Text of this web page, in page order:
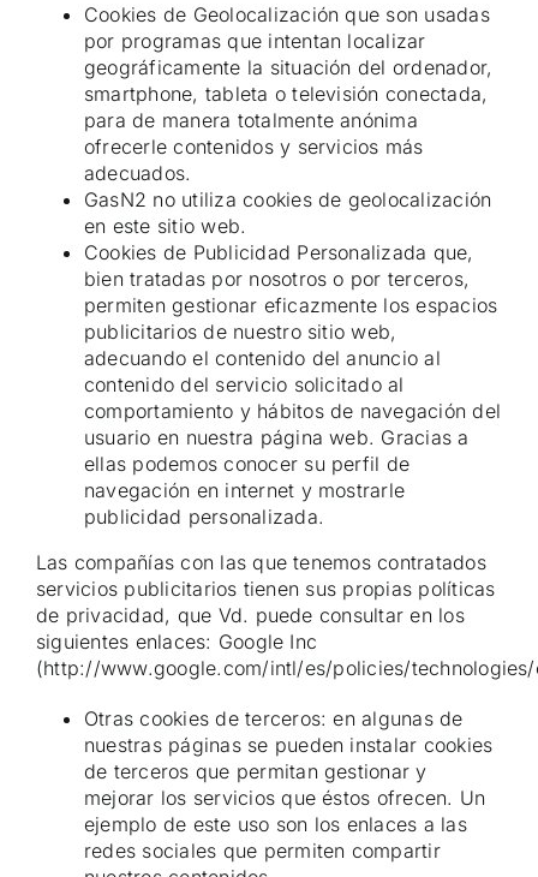
Cookies de Geolocalización que son usadas
por programas que intentan localizar
geográficamente la situación del ordenador,
smartphone, tableta o televisión conectada,
para de manera totalmente anónima
ofrecerle contenidos y servicios más
adecuados.
GasN2 no utiliza cookies de geolocalización
en este sitio web.
Cookies de Publicidad Personalizada que,
bien tratadas por nosotros o por terceros,
permiten gestionar eficazmente los espacios
publicitarios de nuestro sitio web,
adecuando el contenido del anuncio al
contenido del servicio solicitado al
comportamiento y hábitos de navegación del
usuario en nuestra página web. Gracias a
ellas podemos conocer su perfil de
navegación en internet y mostrarle
publicidad personalizada.
Las compañías con las que tenemos contratados
servicios publicitarios tienen sus propias políticas
de privacidad, que Vd. puede consultar en los
siguientes enlaces: Google Inc
(http://www.google.com/intl/es/policies/
Otras cookies de terceros: en algunas de
nuestras páginas se pueden instalar cookies
de terceros que permitan gestionar y
mejorar los servicios que éstos ofrecen. Un
ejemplo de este uso son los enlaces a las
redes sociales que permiten compartir